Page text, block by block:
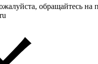
обращайтесь на